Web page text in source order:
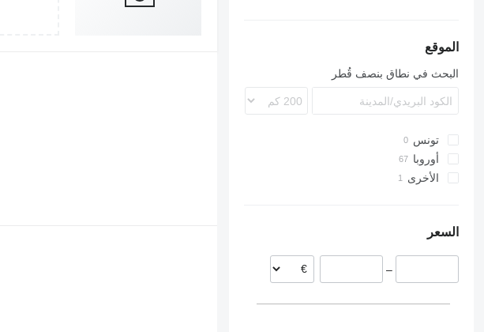
N-series
VNL
الموقع
البحث في نطاق بنصف قُطر
تونس
أوروبا
إستونيا
الأخرى
السعر
–